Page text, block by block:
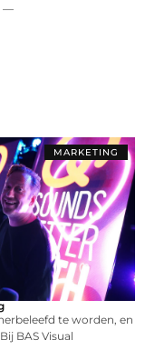
—
MARKETING
te worden, en
BAS Visual